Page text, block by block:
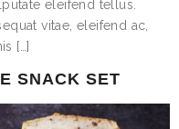
eleifend tellus.
vitae, eleifend ac,
[…]
SNACK SET